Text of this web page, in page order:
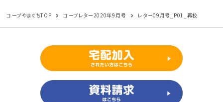
コープやまぐちTOP コープレター2020年9月号 レター09月号_P01_再校